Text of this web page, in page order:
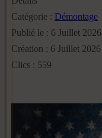
Catégorie : Démontage
Publié le : 6 Juillet 2026
Création : 6 Juillet 2026
Clics : 559